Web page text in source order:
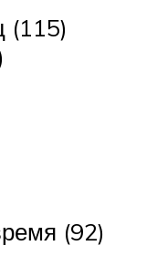
(115)
(92)